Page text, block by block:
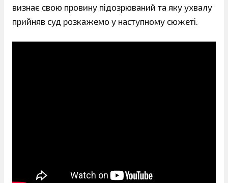
визнає свою провину підозрюваний та яку ухвалу
прийняв суд розкажемо у наступному сюжеті.